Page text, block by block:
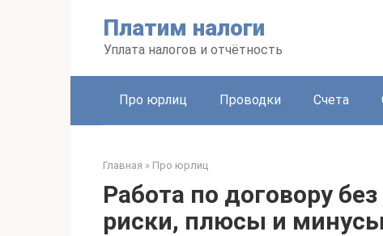
Платим налоги
Уплата налогов и отчётность
Про юрлиц Проводки Счета
Главная » Про юрлиц
Работа по договору
риски, плюсы и минусы